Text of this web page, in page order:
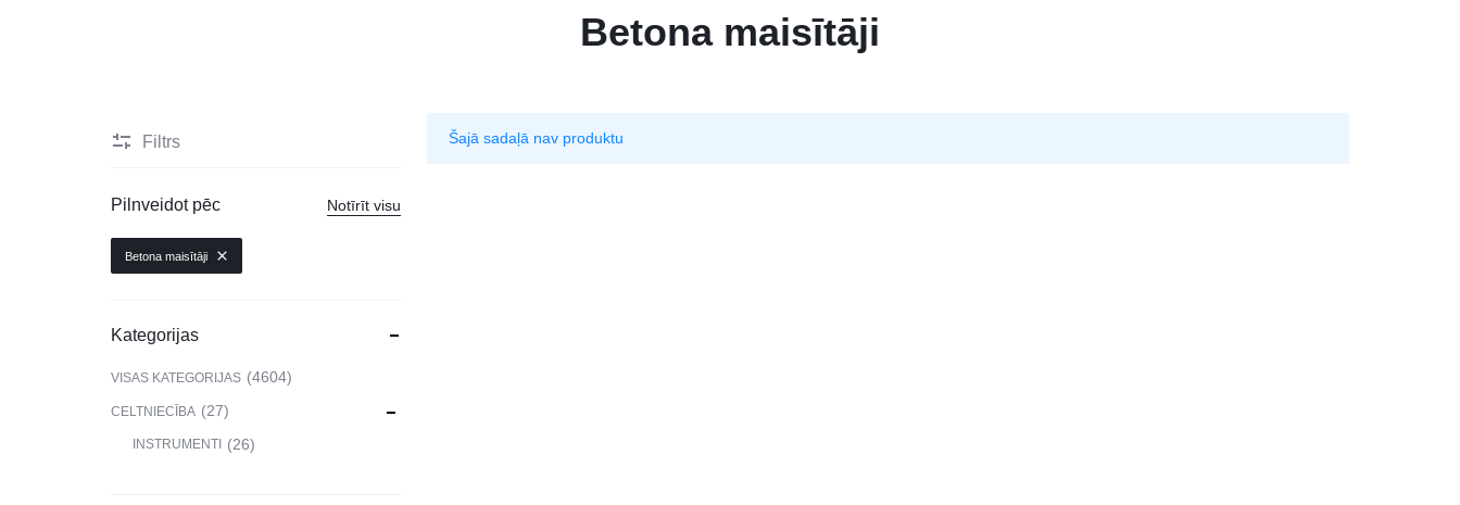
VIEDPULKSTEŅI
SKAISTUMAM UN VESELĪBAI
SPORTAM UN ATPŪTAI
MĀJĀM UN DĀRZAM
Betona maisītāji
Šajā sadaļā nav produktu
Filtrs
Pilnveidot pēc Notīrīt visu
Betona maisītāji
Kategorijas
VISAS KATEGORIJAS 4604
CELTNIECĪBA 27
INSTRUMENTI 26